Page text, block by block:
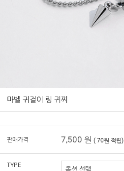
마벨 귀걸이 링 귀찌
판매가격 7,500 원 ( 70원 적립)
TYPE